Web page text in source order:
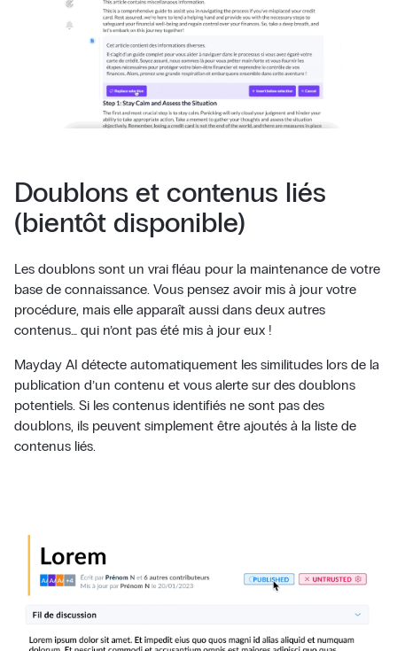
Doublons et contenus liés
(bientôt disponible)
Les doublons sont un vrai fléau pour la maintenance de votre
base de connaissance. Vous pensez avoir mis à jour votre
procédure, mais elle apparaît aussi dans deux autres
contenus… qui n’ont pas été mis à jour eux !
Mayday AI détecte automatiquement les similitudes lors de la
publication d’un contenu et vous alerte sur des doublons
potentiels. Si les contenus identifiés ne sont pas des
doublons, ils peuvent simplement être ajoutés à la liste de
contenus liés.